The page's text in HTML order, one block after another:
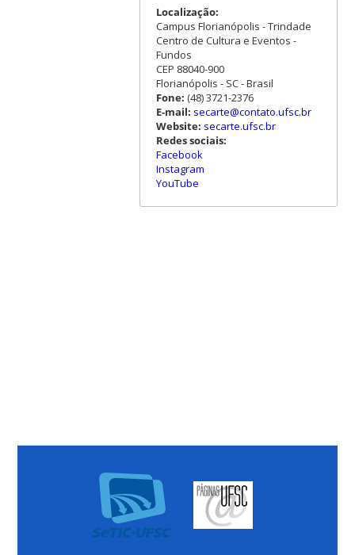
Localização:
Campus Florianópolis - Trindade
Centro de Cultura e Eventos -
Fundos
CEP 88040-900
Florianópolis - SC - Brasil
Fone: (48) 3721-2376
E-mail: secarte@contato.ufsc.br
Website: secarte.ufsc.br
Redes sociais:
Facebook
Instagram
YouTube